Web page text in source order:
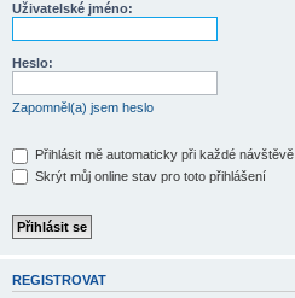
Uživatelské jméno:
Heslo:
Zapomněl(a) jsem heslo
Přihlásit mě automaticky při každé návštěvě
Skrýt můj online stav pro toto přihlášení
REGISTROVAT